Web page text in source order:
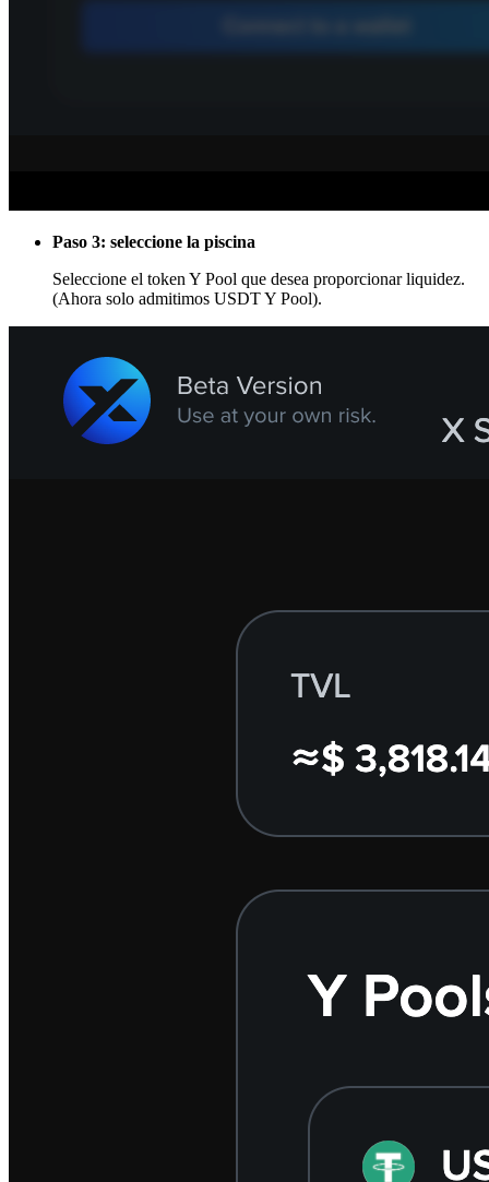
Paso 3: seleccione la piscina
Seleccione el token Y Pool que desea proporcionar liquidez.
(Ahora solo admitimos USDT Y Pool).